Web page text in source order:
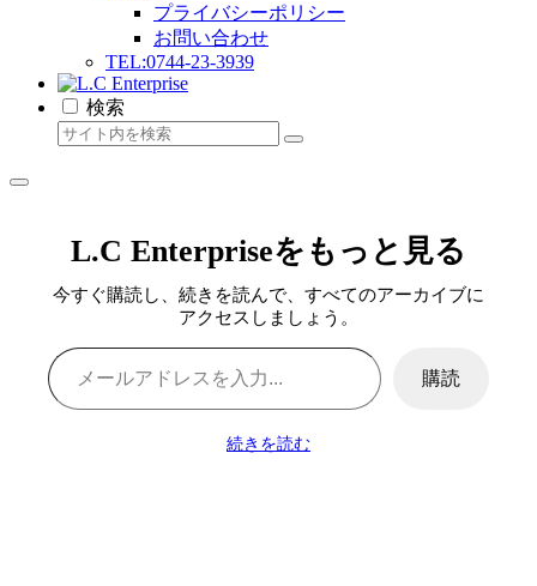
プライバシーポリシー
お問い合わせ
TEL:0744-23-3939
検索
L.C Enterpriseをもっと見る
今すぐ購読し、続きを読んで、すべてのアーカイブに
アクセスしましょう。
メールアドレスを入力...
購読
続きを読む